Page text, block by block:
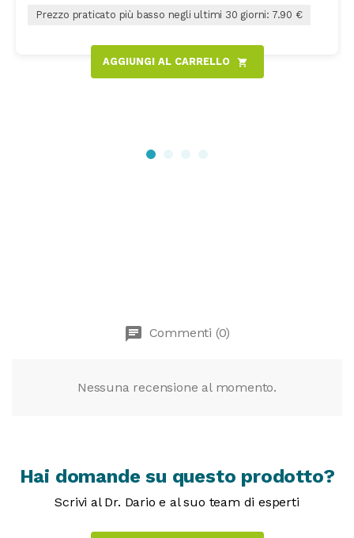
Prezzo praticato più basso negli ultimi 30 giorni: 7.90 €
AGGIUNGI AL CARRELLO shopping_cart
chat Commenti (0)
Nessuna recensione al momento.
Hai domande su questo prodotto?
Scrivi al Dr. Dario e al suo team di esperti